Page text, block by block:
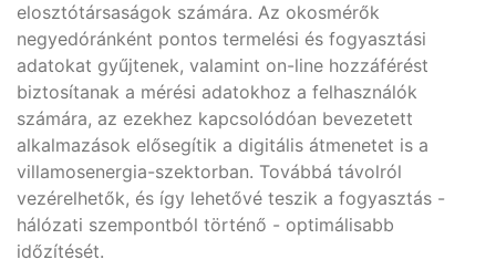
elosztótársaságok számára. Az okosmérők
negyedóránként pontos termelési és fogyasztási
adatokat gyűjtenek, valamint on-line hozzáférést
biztosítanak a mérési adatokhoz a felhasználók
számára, az ezekhez kapcsolódóan bevezetett
alkalmazások elősegítik a digitális átmenetet is a
villamosenergia-szektorban. Továbbá távolról
vezérelhetők, és így lehetővé teszik a fogyasztás -
hálózati szempontból történő - optimálisabb
időzítését.